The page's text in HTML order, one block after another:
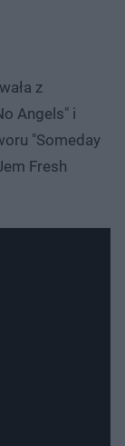
z
Angels" i
"Someday
Fresh